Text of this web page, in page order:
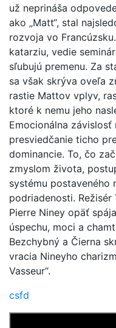
už neprináša
ako „Matt“, stal
rozvoja vo
katarziu, vedie
sľubujú premenu. Za
sa však skrýva oveľa
rastie Mattov vplyv,
ktoré k nemu jeho
Emocionálna závislosť
presviedčanie ticho
dominancie. To, čo
zmyslom života,
systému postaveného
podriadenosti.
Pierre Niney opäť
úspechu, moci a
Bezchybný a Čierna
vracia Nineyho
Vasseur“.
csfd